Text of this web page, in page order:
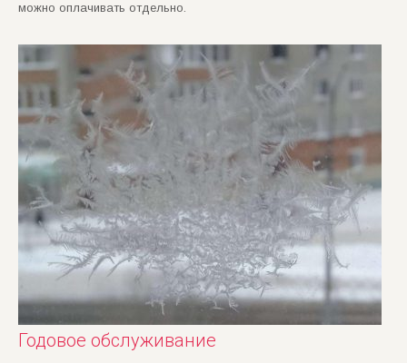
можно оплачивать отдельно.
Годовое обслуживание